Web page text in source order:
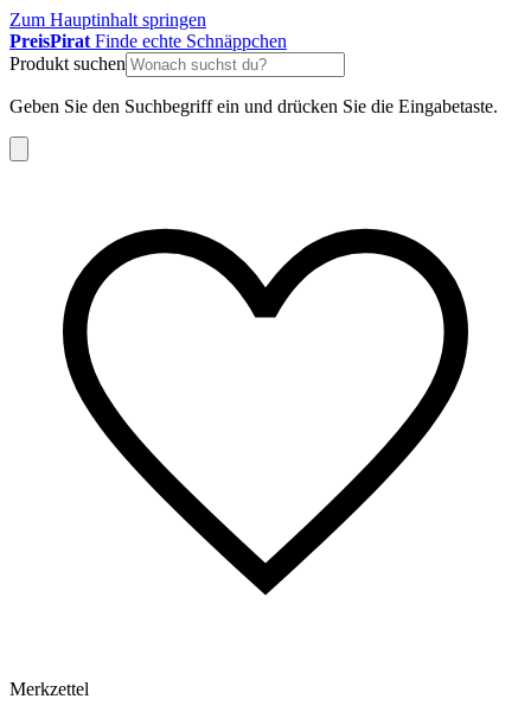
Zum Hauptinhalt springen
PreisPirat Finde echte Schnäppchen
Produkt suchen
Geben Sie den Suchbegriff ein und drücken Sie die Eingabetaste.
Merkzettel